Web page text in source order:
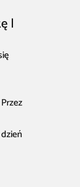
|